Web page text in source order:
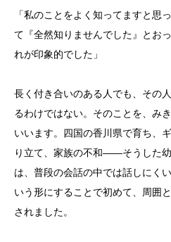
「私のことをよく知ってますと思
て『全然知りませんでした』とお
れが印象的でした」
長く付き合いのある人でも、その
るわけではない。そのことを、み
いいます。四国の香川県で育ち、
り立て、家族の不和——そうした
は、普段の会話の中では話しにく
いう形にすることで初めて、周囲
されました。